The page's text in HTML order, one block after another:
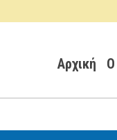
Αρχική